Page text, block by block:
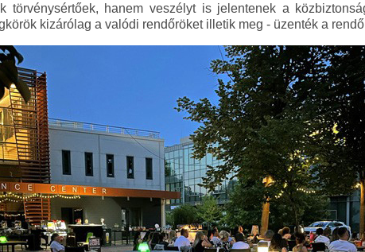
törvénysértőek, hanem veszélyt is jelentenek a
kizárólag a valódi rendőröket illetik meg - üzenték a